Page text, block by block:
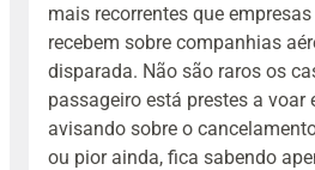
mais recorrentes que
recebem sobre companhias
disparada. Não são raros os
passageiro está prestes a voar
avisando sobre o
ou pior ainda, fica sabendo